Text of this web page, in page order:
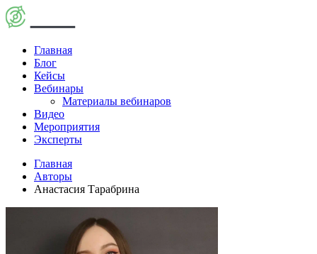
Главная
Блог
Кейсы
Вебинары
Материалы вебинаров
Видео
Мероприятия
Эксперты
Главная
Авторы
Анастасия Тарабрина